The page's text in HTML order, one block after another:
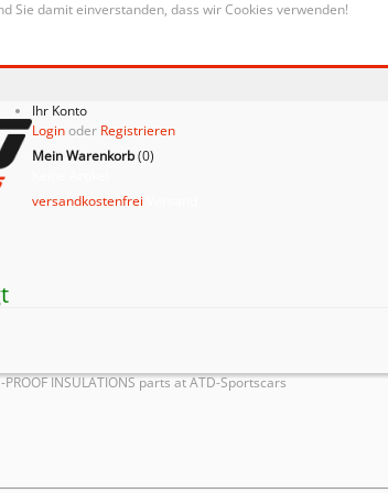
Sie damit einverstanden, dass wir Cookies verwenden!
Ihr Konto
Loginoder Registrieren
Mein Warenkorb(0)
versandkostenfrei
INSULATIONS parts at ATD-Sportscars